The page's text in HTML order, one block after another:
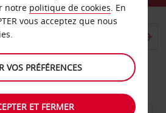
agence de retour
DATE DE FIN
notre politique de cookies. En
vous acceptez que nous
VOS PRÉFÉRENCES
ET FERMER